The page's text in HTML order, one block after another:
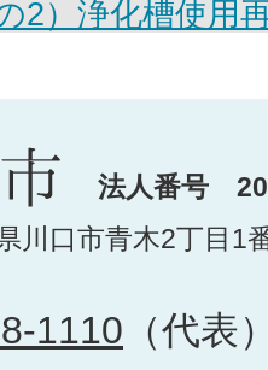
2）浄化槽使用
法人番号
口市青木2丁目1
1110 （代表